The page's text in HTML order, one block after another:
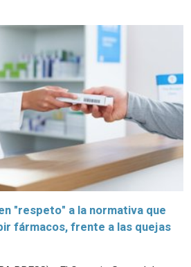
"respeto" a la normativa que
fármacos, frente a las quejas